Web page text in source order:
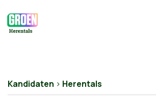
Kandidaten > Herentals